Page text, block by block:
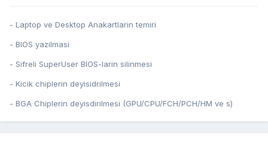
- Laptop ve Desktop Anakartlarin temiri
- BIOS yazilmasi
- Sifreli SuperUser BIOS-larin silinmesi
- Kicik chiplerin deyisidrilmesi
- BGA Chiplerin deyisdirilmesi (GPU/CPU/FCH/PCH/HM ve s)